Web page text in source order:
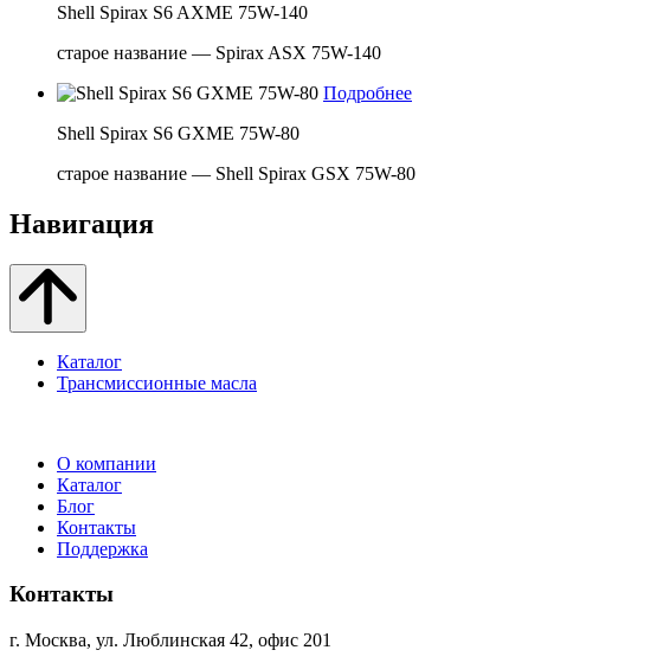
Shell Spirax S6 AXME 75W-140
старое название — Spirax ASX 75W-140
Подробнее
Shell Spirax S6 GXME 75W-80
старое название — Shell Spirax GSX 75W-80
Навигация
Каталог
Трансмиссионные масла
О компании
Каталог
Блог
Контакты
Поддержка
Контакты
г. Москва, ул. Люблинская 42, офис 201